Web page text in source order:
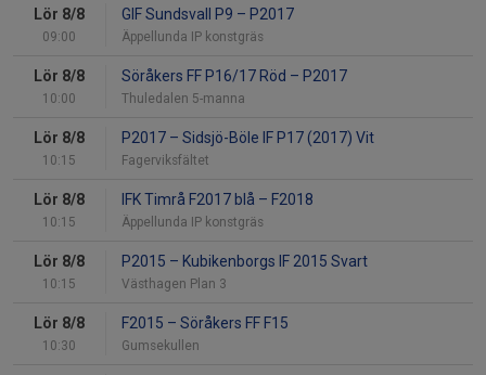
Lör 8/8
09:00
GIF Sundsvall P9 – P2017
Äppellunda IP konstgräs
Lör 8/8
10:00
Söråkers FF P16/17 Röd – P2017
Thuledalen 5-manna
Lör 8/8
10:15
P2017 – Sidsjö-Böle IF P17 (2017) Vit
Fagerviksfältet
Lör 8/8
10:15
IFK Timrå F2017 blå – F2018
Äppellunda IP konstgräs
Lör 8/8
10:15
P2015 – Kubikenborgs IF 2015 Svart
Västhagen Plan 3
Lör 8/8
10:30
F2015 – Söråkers FF F15
Gumsekullen